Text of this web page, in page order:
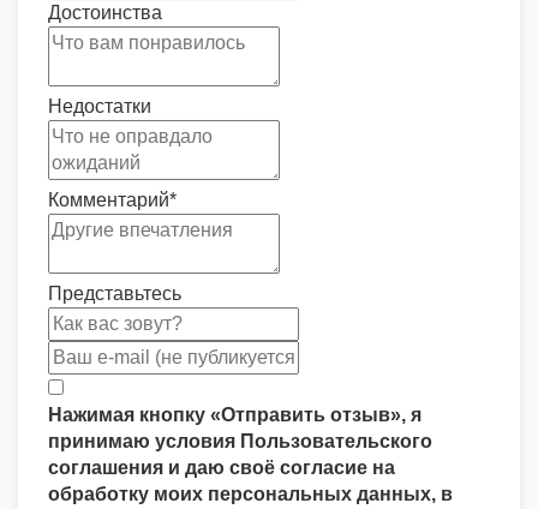
Достоинства
Недостатки
Комментарий*
Представьтесь
Нажимая кнопку «Отправить отзыв», я
принимаю условия Пользовательского
соглашения и даю своё согласие на
обработку моих персональных данных, в